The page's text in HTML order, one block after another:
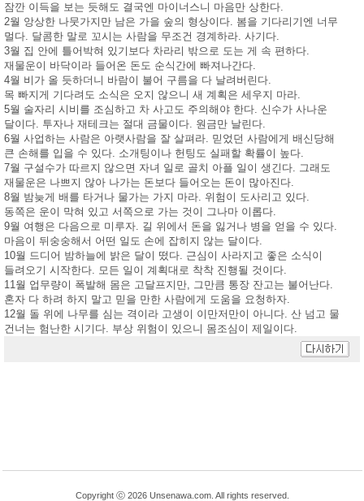
잠깐 이득을 보는 듯해도 결국엔 마이너스니 마음만 상한다.
2월 앙상한 나뭇가지만 남은 가을 숲의 형상이다. 봄을 기다리기엔 너무
멀다. 달콤한 말로 꼬시는 사람을 무조건 경계하라. 사기다.
3월 집 안에 틀어박혀 있기보다 차라리 밖으로 도는 게 속 편하다.
재물운이 바닥이라 들어온 돈도 순식간에 빠져나간다.
4월 비가 올 듯하더니 바람이 불어 구름을 다 날려버린다.
목 빠지게 기다려도 소식은 오지 않으니 새 계획은 세우지 마라.
5월 술자리 시비를 조심하고 차 사고도 주의해야 한다. 신수가 사나운
달이다. 투자나 재테크는 절대 금물이다. 원금만 날린다.
6월 사업하는 사람은 아랫사람을 잘 살펴라. 믿었던 사람에게 배신당해
큰 손해를 입을 수 있다. 소개팅이나 헌팅도 실패할 확률이 높다.
7월 구설수가 따르지 않으면 자녀 일로 골치 아플 일이 생긴다. 그래도
재물운은 나쁘지 않아 나가는 돈보다 들어오는 돈이 많아진다.
8월 밤늦게 배를 타거나 물가는 가지 마라. 위험이 도사리고 있다.
동쪽은 운이 막혀 있고 서쪽으로 가는 것이 그나마 이롭다.
9월 여행은 다음으로 미루자. 길 위에서 돈을 잃거나 병을 얻을 수 있다.
마음이 뒤숭숭해서 어떤 일도 손에 잡히지 않는 달이다.
10월 드디어 밤하늘에 밝은 달이 떴다. 근심이 사라지고 좋은 소식이
들려오기 시작한다. 모든 일이 계획대로 착착 진행될 것이다.
11월 업무량이 폭발해 몸은 고달프지만, 그만큼 통장 잔고는 불어난다.
혼자 다 하려 하지 말고 믿을 만한 사람에게 도움을 요청하자.
12월 돌 위에 나무를 심는 격이라 고생이 이만저만이 아니다. 산 넘고 물
건너는 험난한 시기다. 부상 위험이 있으니 몸조심이 제일이다.
Copyright ⓒ 2026 Unsenawa.com. All rights reserved.